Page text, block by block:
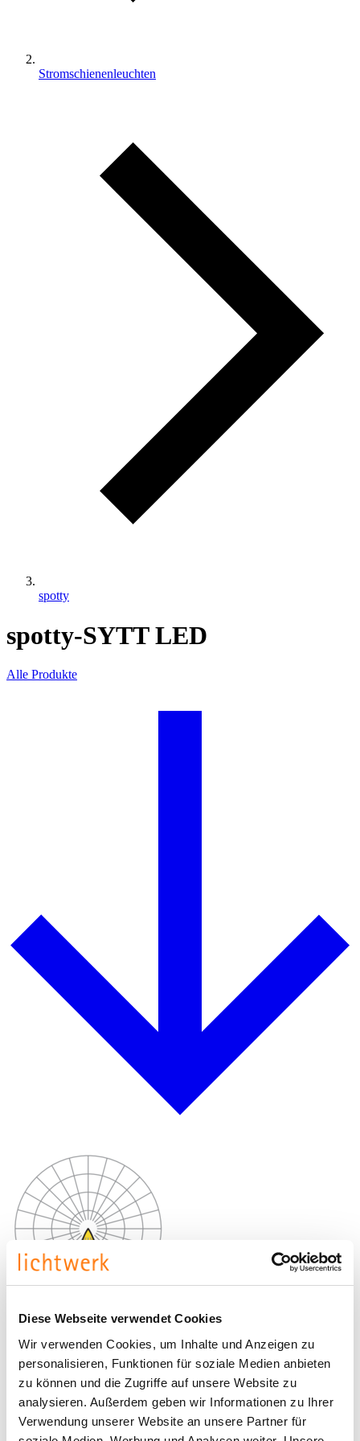
Diese Webseite verwendet Cookies
Wir verwenden Cookies, um Inhalte und Anzeigen zu
personalisieren, Funktionen für soziale Medien anbieten
zu können und die Zugriffe auf unsere Website zu
analysieren. Außerdem geben wir Informationen zu Ihrer
Verwendung unserer Website an unsere Partner für
Stromschienenleuchten
spotty
spotty-SYTT LED
Alle Produkte